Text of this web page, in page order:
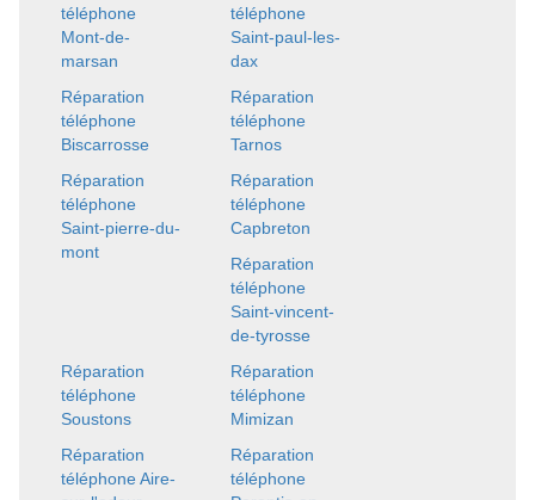
téléphone
Mont-de-
marsan
téléphone
Saint-paul-les-
dax
Réparation
téléphone
Biscarrosse
Réparation
téléphone
Tarnos
Réparation
téléphone
Saint-pierre-du-
mont
Réparation
téléphone
Capbreton
Réparation
téléphone
Saint-vincent-
de-tyrosse
Réparation
téléphone
Soustons
Réparation
téléphone
Mimizan
Réparation
téléphone Aire-
Réparation
téléphone